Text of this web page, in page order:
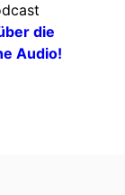
die
Audio!